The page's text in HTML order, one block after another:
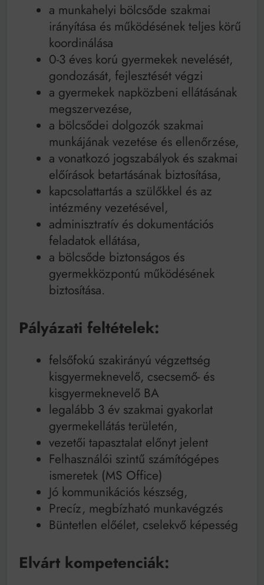
a munkahelyi bölcsőde szakmai
irányítása és működésének teljes körű
koordinálása
0-3 éves korú gyermekek nevelését,
gondozását, fejlesztését végzi
a gyermekek napközbeni ellátásának
megszervezése,
a bölcsődei dolgozók szakmai
munkájának vezetése és ellenőrzése,
a vonatkozó jogszabályok és szakmai
előírások betartásának biztosítása,
kapcsolattartás a szülőkkel és az
intézmény vezetésével,
adminisztratív és dokumentációs
feladatok ellátása,
a bölcsőde biztonságos és
gyermekközpontú működésének
biztosítása.
Pályázati feltételek:
felsőfokú szakirányú végzettség
kisgyermeknevelő, csecsemő- és
kisgyermeknevelő BA
legalább 3 év szakmai gyakorlat
gyermekellátás területén,
vezetői tapasztalat előnyt jelent
Felhasználói szintű számítógépes
ismeretek (MS Office)
Jó kommunikációs készség,
Precíz, megbízható munkavégzés
Büntetlen előélet, cselekvő képesség
Elvárt kompetenciák: